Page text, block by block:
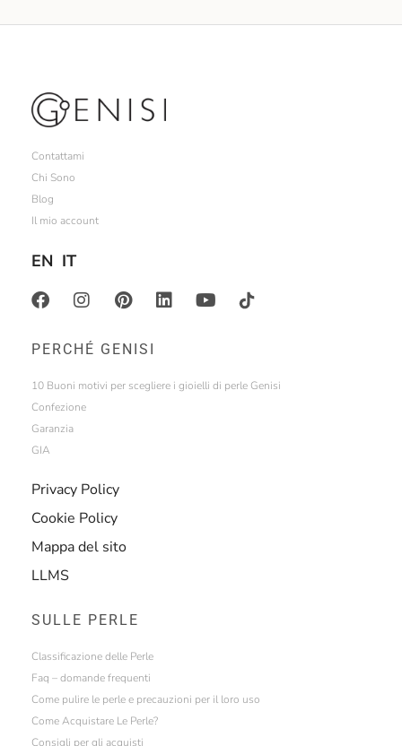
Contattami
Chi Sono
Blog
Il mio account
EN IT
PERCHÉ GENISI
10 Buoni motivi per scegliere i gioielli di perle Genisi
Confezione
Garanzia
GIA
Privacy Policy
Cookie Policy
Mappa del sito
LLMS
SULLE PERLE
Classificazione delle Perle
Faq – domande frequenti
Come pulire le perle e precauzioni per il loro uso
Come Acquistare Le Perle?
Consigli per gli acquisti